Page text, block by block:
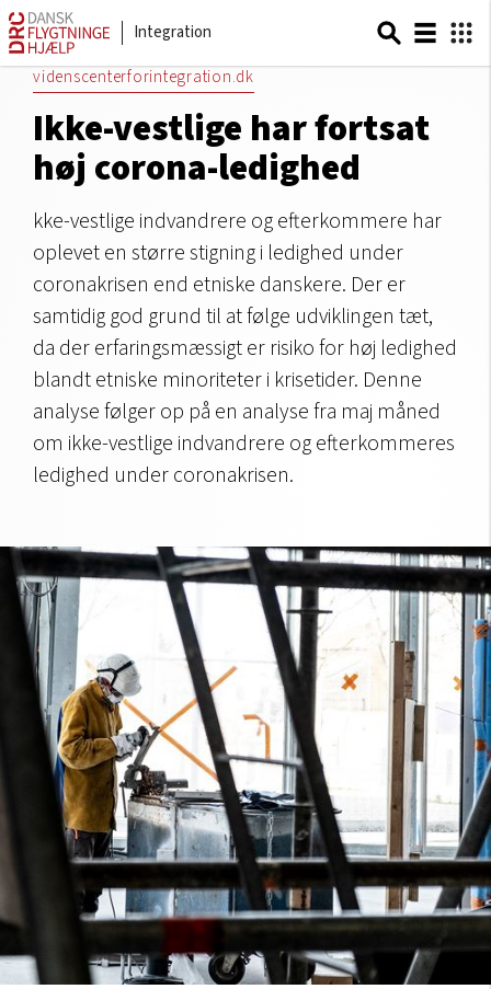
Integration
videnscenterforintegration.dk
Ikke-vestlige har fortsat
høj corona-ledighed
kke-vestlige indvandrere og efterkommere har
oplevet en større stigning i ledighed under
coronakrisen end etniske danskere. Der er
samtidig god grund til at følge udviklingen tæt,
da der erfaringsmæssigt er risiko for høj ledighed
blandt etniske minoriteter i krisetider. Denne
analyse følger op på en analyse fra maj måned
om ikke-vestlige indvandrere og efterkommeres
ledighed under coronakrisen.